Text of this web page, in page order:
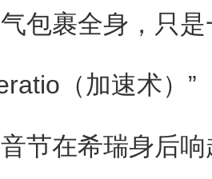
裹全身，只是
（加速术）”
在希瑞身后响